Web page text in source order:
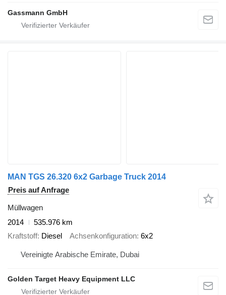
Gassmann GmbH
MAN TGS 26.320 6x2 Garbage Truck 2014
Preis auf Anfrage
Müllwagen
2014
535.976 km
Kraftstoff Diesel Achsenkonfiguration 6x2
Vereinigte Arabische Emirate, Dubai
Golden Target Heavy Equipment LLC